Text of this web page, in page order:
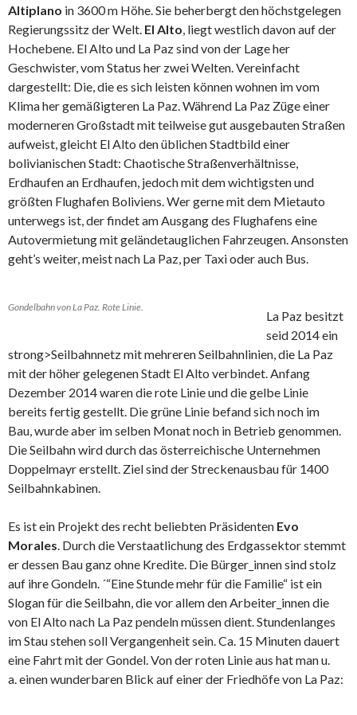
Altiplano in 3600 m Höhe. Sie beherbergt den höchstgelegen
Regierungssitz der Welt. El Alto, liegt westlich davon auf der
Hochebene. El Alto und La Paz sind von der Lage her
Geschwister, vom Status her zwei Welten. Vereinfacht
dargestellt: Die, die es sich leisten können wohnen im vom
Klima her gemäßigteren La Paz. Während La Paz Züge einer
moderneren Großstadt mit teilweise gut ausgebauten Straßen
aufweist, gleicht El Alto den üblichen Stadtbild einer
bolivianischen Stadt: Chaotische Straßenverhältnisse,
Erdhaufen an Erdhaufen, jedoch mit dem wichtigsten und
größten Flughafen Boliviens. Wer gerne mit dem Mietauto
unterwegs ist, der findet am Ausgang des Flughafens eine
Autovermietung mit geländetauglichen Fahrzeugen. Ansonsten
geht’s weiter, meist nach La Paz, per Taxi oder auch Bus.
Gondelbahn von La Paz. Rote Linie.
La Paz besitzt
seid 2014 ein
strong>Seilbahnnetz mit mehreren Seilbahnlinien, die La Paz
mit der höher gelegenen Stadt El Alto verbindet. Anfang
Dezember 2014 waren die rote Linie und die gelbe Linie
bereits fertig gestellt. Die grüne Linie befand sich noch im
Bau, wurde aber im selben Monat noch in Betrieb genommen.
Die Seilbahn wird durch das österreichische Unternehmen
Doppelmayr erstellt. Ziel sind der Streckenausbau für 1400
Seilbahnkabinen.
Es ist ein Projekt des recht beliebten Präsidenten Evo
Morales. Durch die Verstaatlichung des Erdgassektor stemmt
er dessen Bau ganz ohne Kredite. Die Bürger_innen sind stolz
auf ihre Gondeln. ´“Eine Stunde mehr für die Familie“ ist ein
Slogan für die Seilbahn, die vor allem den Arbeiter_innen die
von El Alto nach La Paz pendeln müssen dient. Stundenlanges
im Stau stehen soll Vergangenheit sein. Ca. 15 Minuten dauert
eine Fahrt mit der Gondel. Von der roten Linie aus hat man u.
a. einen wunderbaren Blick auf einer der Friedhöfe von La Paz: